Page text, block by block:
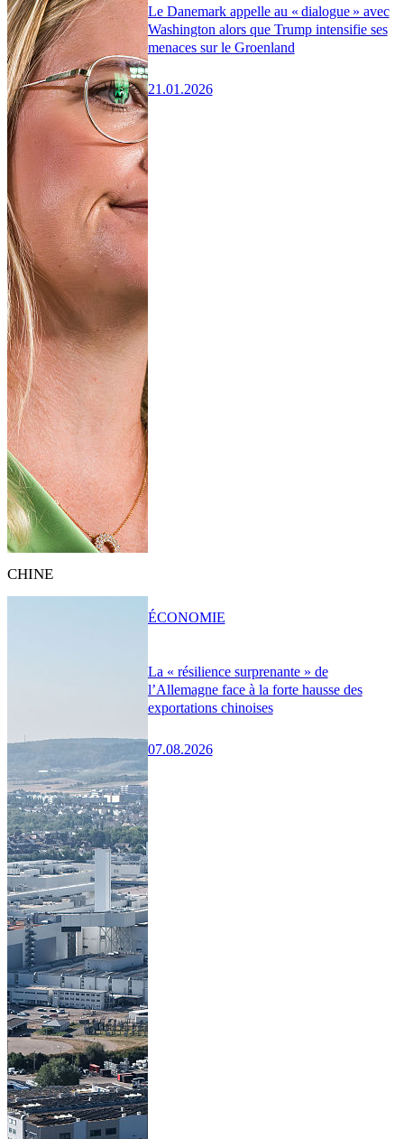
Le Danemark appelle au « dialogue » avec
Washington alors que Trump intensifie ses
menaces sur le Groenland
21.01.2026
CHINE
La « résilience surprenante » de
l’Allemagne face à la forte hausse des
exportations chinoises
07.08.2026
ÉCONOMIE